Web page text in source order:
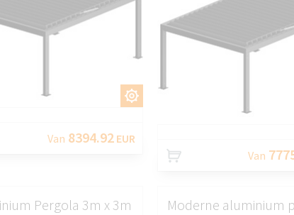
Van 8394.92 EUR
Van
Pergola 3m x 3m Moderne aluminium